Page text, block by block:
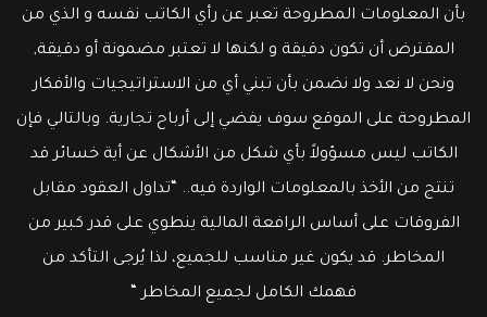
بأن المعلومات المطروحة تعبر عن رأي الكاتب نفسه و الذي من
المفترض أن تكون دقيقة و لكنها لا تعتبر مضمونة أو دقيقة,
ونحن لا نعد ولا نضمن بأن تبني أي من الاستراتيجيات والأفكار
المطروحة على الموقع سوف يفضي إلى أرباح تجارية. وبالتالي فإن
الكاتب ليس مسؤولاً بأي شكل من الأشكال عن أية خسائر قد
تنتج من الأخذ بالمعلومات الواردة فيه.. “تداول العقود مقابل
الفروقات على أساس الرافعة المالية ينطوي على قدر كبير من
المخاطر. قد يكون غير مناسب للجميع، لذا يُرجى التأكد من
فهمك الكامل لجميع المخاطر “